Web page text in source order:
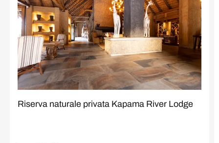
Riserva naturale privata Kapama River Lodge